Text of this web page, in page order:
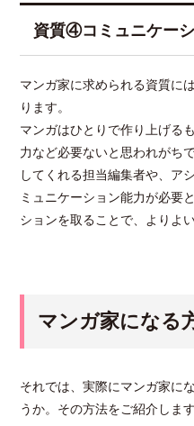
資質④コミュニケー
マンガ家に求められる資質に
ります。
マンガはひとりで作り上げる
力など必要ないと思われがち
してくれる担当編集者や、ア
ミュニケーション能力が必要
ションを取ることで、よりよ
マンガ家になる
それでは、実際にマンガ家に
うか。その方法をご紹介します